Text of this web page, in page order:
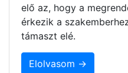
elő az, hogy a
érkezik a
támaszt elé.
Elolvasom →